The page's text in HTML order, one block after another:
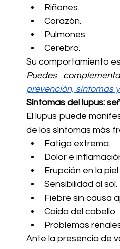
Riñones.
Corazón.
Pulmones.
Cerebro.
Su comportamiento
Puedes
prevención, síntomas
Síntomas del lupus:
El lupus puede
de los síntomas más
Fatiga extrema.
Dolor e
Erupción en la
Sensibilidad al sol.
Fiebre sin causa
Caída del cabello.
Problemas
Ante la presencia de